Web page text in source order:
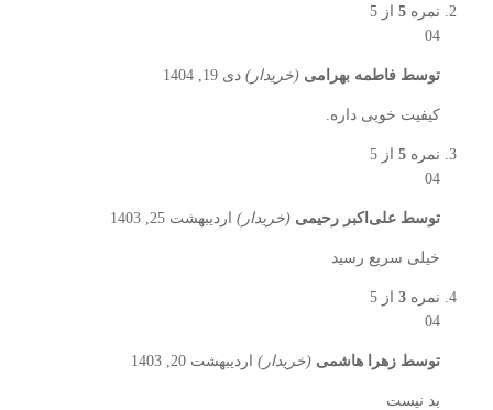
نمره 5 از 5
04
توسط فاطمه بهرامی (خریدار) دی 19, 1404
کیفیت خوبی داره.
نمره 5 از 5
04
توسط علی‌اکبر رحیمی (خریدار) اردیبهشت 25, 1403
خیلی سریع رسید
نمره 3 از 5
04
توسط زهرا هاشمی (خریدار) اردیبهشت 20, 1403
بد نیست